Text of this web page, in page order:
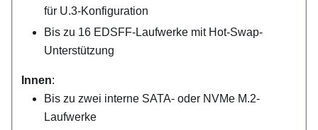
für U.3-Konfiguration
Bis zu 16 EDSFF-Laufwerke mit Hot-Swap-
Unterstützung
Innen:
Bis zu zwei interne SATA- oder NVMe M.2-
Laufwerke